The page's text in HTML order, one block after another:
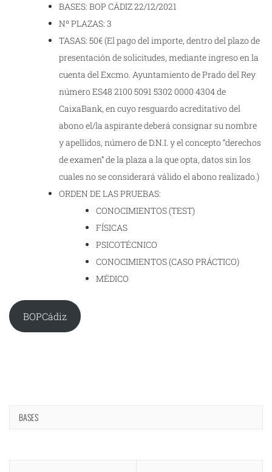
BASES: BOP CÁDIZ 22/12/2021
Nº PLAZAS: 3
TASAS: 50€ (El pago del importe, dentro del plazo de
presentación de solicitudes, mediante ingreso en la
cuenta del Excmo. Ayuntamiento de Prado del Rey
número ES48 2100 5091 5302 0000 4304 de
CaixaBank, en cuyo resguardo acreditativo del
abono el/la aspirante deberá consignar su nombre
y apellidos, número de D.N.I. y el concepto “derechos
de examen” de la plaza a la que opta, datos sin los
cuales no se considerará válido el abono realizado.)
ORDEN DE LAS PRUEBAS:
CONOCIMIENTOS (TEST)
FÍSICAS
PSICOTÉCNICO
CONOCIMIENTOS (CASO PRÁCTICO)
MÉDICO
BOPCádiz
BASES